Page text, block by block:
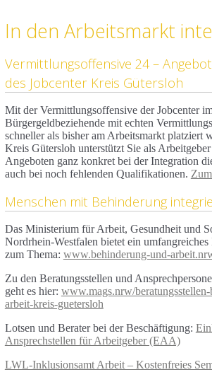
In den Arbeitsmarkt
Vermittlungsoffensive 24 –
des Jobcenter Kreis Gütersloh
Mit der Vermittlungsoffensive der Jobcenter
Bürgergeldbeziehende mit echten
schneller als bisher am Arbeitsmarkt platziert
Kreis Gütersloh unterstützt Sie als
Angeboten ganz konkret bei der Integration
auch bei noch fehlenden Qualifikationen.
Menschen mit Behinderung
Das Ministerium für Arbeit, Gesundheit und
Nordrhein-Westfalen bietet ein
zum Thema: www.behinderung-und-
Zu den Beratungsstellen und
geht es hier: www.mags.nrw/
arbeit-kreis-guetersloh
Lotsen und Berater bei der Beschäftigung:
Ansprechstellen für Arbeitgeber (EAA)
LWL-Inklusionsamt Arbeit – Kostenfreies